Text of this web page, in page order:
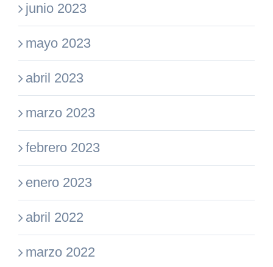
junio 2023
mayo 2023
abril 2023
marzo 2023
febrero 2023
enero 2023
abril 2022
marzo 2022